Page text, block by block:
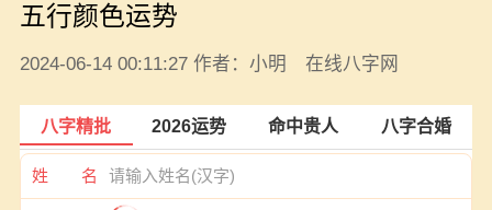
五行颜色运势
2024-06-14 00:11:27 作者：小明 在线八字网
八字精批 2026运势 命中贵人 八字合婚
姓 名